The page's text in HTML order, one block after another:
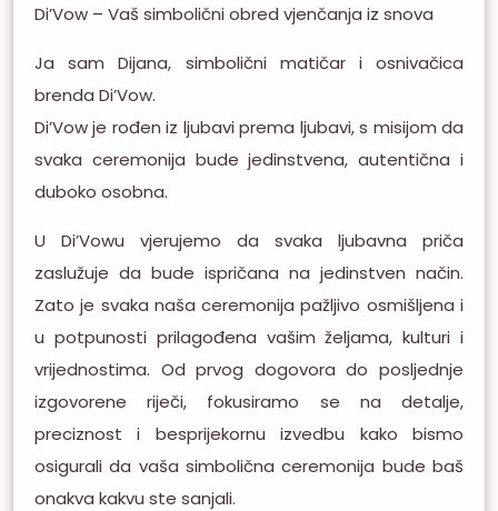
Di’Vow – Vaš simbolični obred vjenčanja iz snova
Ja sam Dijana, simbolični matičar i osnivačica
brenda Di’Vow.
Di’Vow je rođen iz ljubavi prema ljubavi, s misijom da
svaka ceremonija bude jedinstvena, autentična i
duboko osobna.
U Di’Vowu vjerujemo da svaka ljubavna priča
zaslužuje da bude ispričana na jedinstven način.
Zato je svaka naša ceremonija pažljivo osmišljena i
u potpunosti prilagođena vašim željama, kulturi i
vrijednostima. Od prvog dogovora do posljednje
izgovorene riječi, fokusiramo se na detalje,
preciznost i besprijekornu izvedbu kako bismo
osigurali da vaša simbolična ceremonija bude baš
onakva kakvu ste sanjali.